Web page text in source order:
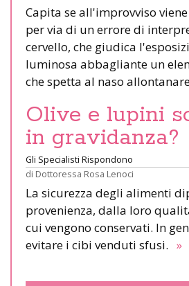
Capita se all'improvviso
per via di un errore di
cervello, che giudica
luminosa abbagliante un
che spetta al naso
Olive e lupini
in gravidanza?
Gli Specialisti Rispondono
di Dottoressa Rosa Lenoci
La sicurezza degli alimenti
provenienza, dalla loro
cui vengono conservati. In
evitare i cibi venduti sfusi. »